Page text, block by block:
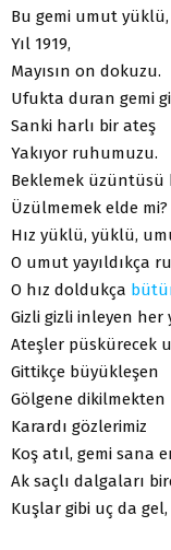
Bu gemi umut
Yıl 1919,
Mayısın on dokuzu.
Ufukta duran gemi
Sanki harlı bir ateş
Yakıyor ruhumuzu.
Beklemek üzüntüsü
Üzülmemek elde mi?
Hız yüklü, yüklü,
O umut yayıldıkça
O hız doldukça
Gizli gizli inleyen
Ateşler püskürecek
Gittikçe büyükleşen
Gölgene dikilmekten
Karardı gözlerimiz
Koş atıl, gemi sana
Ak saçlı dalgaları
Kuşlar gibi uç da